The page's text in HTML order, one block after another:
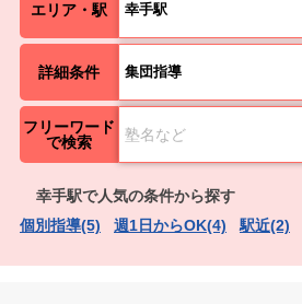
エリア・駅 幸手駅
詳細条件 集団指導
フリーワード
で検索
幸手駅で人気の条件から探す
個別指導(5)
週1日からOK(4) 駅近(2)